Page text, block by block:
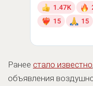
Ранее стало известно
объявления